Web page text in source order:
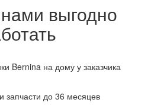
выгодно
Bernina на дому у заказчика
запчасти до 36 месяцев